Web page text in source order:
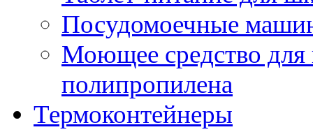
Посудомоечные
Моющее средство для
полипропилена
Термоконтейнеры